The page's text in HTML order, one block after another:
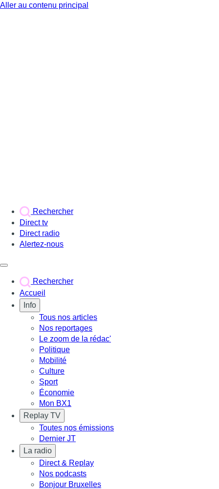
Aller au contenu principal
Rechercher
Direct tv
Direct radio
Alertez-nous
Rechercher
Accueil
Info
Tous nos articles
Nos reportages
Le zoom de la rédac'
Politique
Mobilité
Culture
Sport
Économie
Mon BX1
Replay TV
Toutes nos émissions
Dernier JT
La radio
Direct & Replay
Nos podcasts
Bonjour Bruxelles